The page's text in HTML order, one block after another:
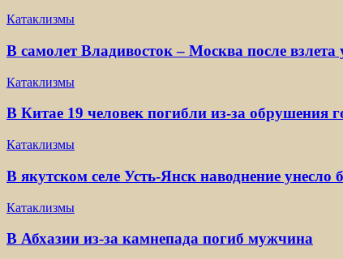
Катаклизмы
В самолет Владивосток – Москва после
Катаклизмы
В Китае 19 человек погибли из-за обрушения
Катаклизмы
В якутском селе Усть-Янск наводнение унесло
Катаклизмы
В Абхазии из-за камнепада погиб мужчина